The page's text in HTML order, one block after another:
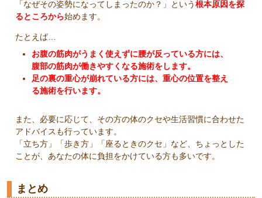
「なぜその姿勢になってしまったのか？」という根本原因を探
るところから始めます。
たとえば…
お腹の筋肉がうまく使えずに腰が反っている方には、
腹部の筋肉が働きやすくなる施術をします。
足の裏の重心が崩れている方には、重心の位置を整え
る施術を行います。
また、必要に応じて、その方の体のクセや生活習慣に合わせた
アドバイスも行っています。
「立ち方」「歩き方」「座るときのクセ」など、ちょっとした
ことが、あなたの体に負担をかけている方も多いです。
まとめ